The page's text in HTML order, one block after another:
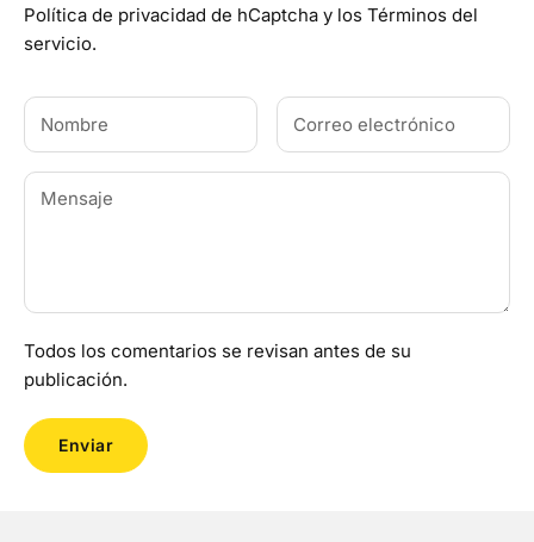
Política de privacidad de hCaptcha y los Términos del
servicio.
Todos los comentarios se revisan antes de su
publicación.
Enviar